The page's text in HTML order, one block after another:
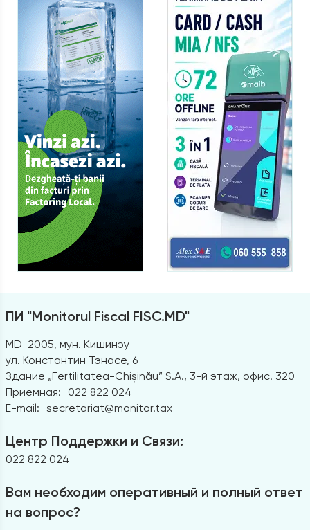
ПИ "Monitorul Fiscal FISC.MD"
MD-2005, мун. Кишинэу
ул. Константин Тэнасе, 6
Здание „Fertilitatea-Chișinău” S.A., 3-й этаж, офис. 320
Приемная:
022 822 024
E-mail: secretariat@monitor.tax
Центр Поддержки и Связи:
022 822 024
Вам необходим оперативный и полный ответ
на вопрос?